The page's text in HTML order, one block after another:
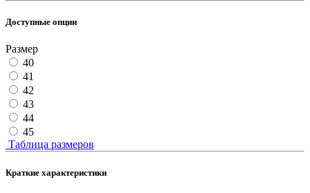
Доступные опции
Размер
40
41
42
43
44
45
Таблица размеров
Краткие характеристики